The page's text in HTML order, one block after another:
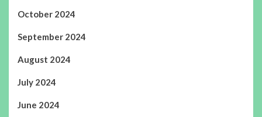
October 2024
September 2024
August 2024
July 2024
June 2024